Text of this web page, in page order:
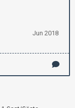
Jun 2018